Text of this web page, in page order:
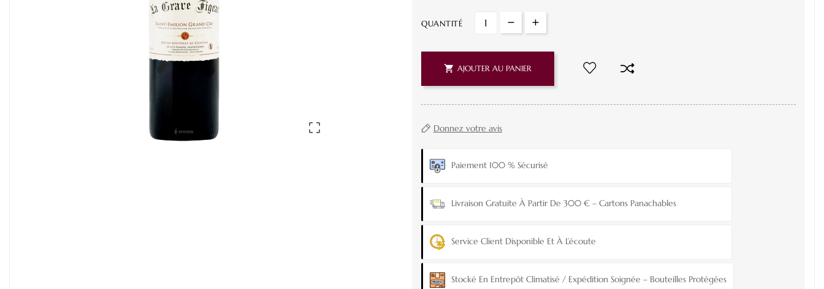

QUANTITÉ
 AJOUTER AU PANIER
Donnez votre avis
Paiement 100 % Sécurisé
Livraison Gratuite À Partir De 300 € – Cartons Panachables
Service Client Disponible Et À L’écoute
Stocké En Entrepôt Climatisé / Expédition Soignée – Bouteilles Protégées